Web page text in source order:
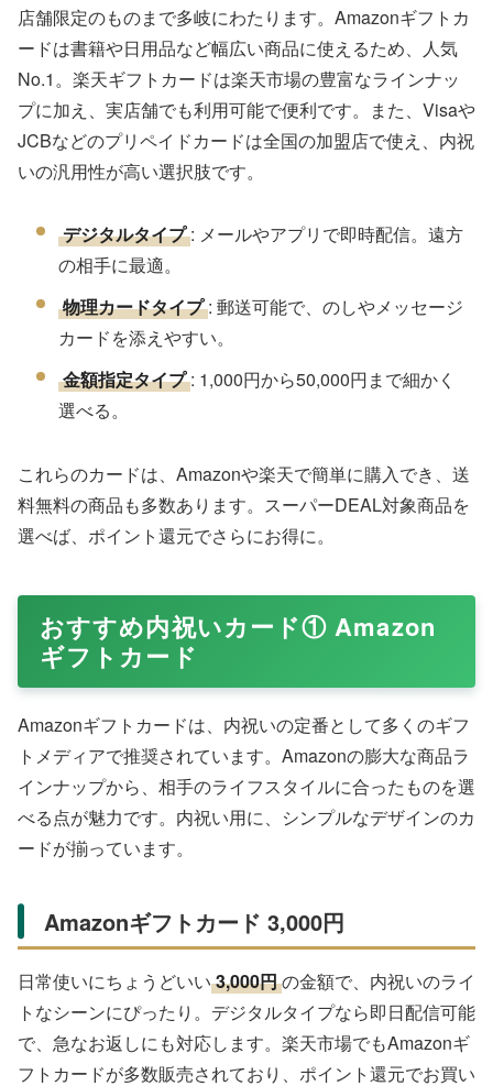
店舗限定のものまで多岐にわたります。Amazonギフトカ
ードは書籍や日用品など幅広い商品に使えるため、人気
No.1。楽天ギフトカードは楽天市場の豊富なラインナッ
プに加え、実店舗でも利用可能で便利です。また、Visaや
JCBなどのプリペイドカードは全国の加盟店で使え、内祝
いの汎用性が高い選択肢です。
デジタルタイプ : メールやアプリで即時配信。遠方
の相手に最適。
物理カードタイプ : 郵送可能で、のしやメッセージ
カードを添えやすい。
金額指定タイプ : 1,000円から50,000円まで細かく
選べる。
これらのカードは、Amazonや楽天で簡単に購入でき、送
料無料の商品も多数あります。スーパーDEAL対象商品を
選べば、ポイント還元でさらにお得に。
おすすめ内祝いカード① Amazon
ギフトカード
Amazonギフトカードは、内祝いの定番として多くのギフ
トメディアで推奨されています。Amazonの膨大な商品ラ
インナップから、相手のライフスタイルに合ったものを選
べる点が魅力です。内祝い用に、シンプルなデザインのカ
ードが揃っています。
Amazonギフトカード 3,000円
日常使いにちょうどいい 3,000円の金額で、内祝いのライ
トなシーンにぴったり。デジタルタイプなら即日配信可能
で、急なお返しにも対応します。楽天市場でもAmazonギ
フトカードが多数販売されており、ポイント還元でお買い